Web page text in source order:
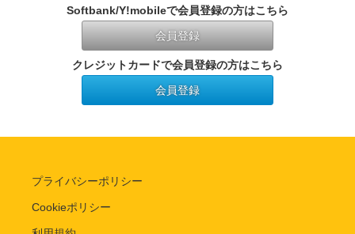
Softbank/Y!mobileで会員登録の方はこちら
会員登録
クレジットカードで会員登録の方はこちら
会員登録
プライバシーポリシー
Cookieポリシー